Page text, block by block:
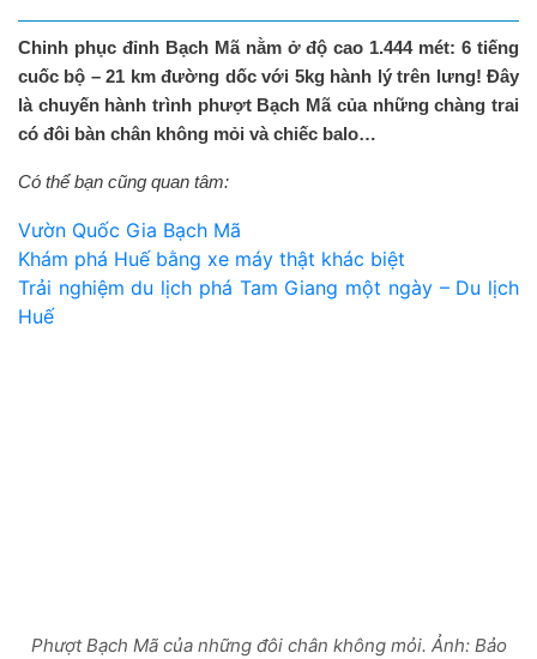
Chinh phục đỉnh Bạch Mã nằm ở độ cao 1.444 mét: 6 tiếng
cuốc bộ – 21 km đường dốc với 5kg hành lý trên lưng! Đây
là chuyến hành trình phượt Bạch Mã của những chàng trai
có đôi bàn chân không mỏi và chiếc balo…
Có thể bạn cũng quan tâm:
Vườn Quốc Gia Bạch Mã
Khám phá Huế bằng xe máy thật khác biệt
Trải nghiệm du lịch phá Tam Giang một ngày – Du lịch
Huế
Phượt Bạch Mã của những đôi chân không mỏi. Ảnh: Bảo